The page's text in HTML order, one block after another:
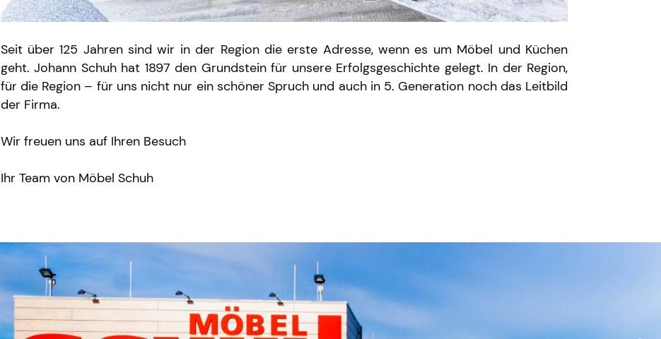
Seit über 125 Jahren sind wir in der Region die erste Adresse, wenn es um Möbel und Küchen
geht. Johann Schuh hat 1897 den Grundstein für unsere Erfolgsgeschichte gelegt. In der Region,
für die Region – für uns nicht nur ein schöner Spruch und auch in 5. Generation noch das Leitbild
der Firma.
Wir freuen uns auf Ihren Besuch
Ihr Team von Möbel Schuh